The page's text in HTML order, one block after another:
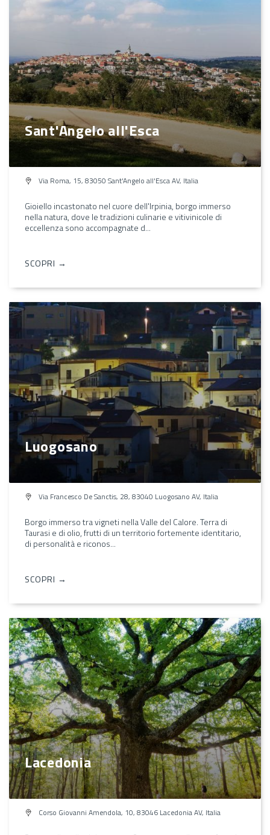
Sant'Angelo all'Esca
Via Roma, 15, 83050 Sant'Angelo all'Esca AV, Italia
Gioiello incastonato nel cuore dell'Irpinia, borgo immerso
nella natura, dove le tradizioni culinarie e vitivinicole di
eccellenza sono accompagnate d...
SCOPRI →
Luogosano
Via Francesco De Sanctis, 28, 83040 Luogosano AV, Italia
Borgo immerso tra vigneti nella Valle del Calore. Terra di
Taurasi e di olio, frutti di un territorio fortemente identitario,
di personalità e riconos...
SCOPRI →
Lacedonia
Corso Giovanni Amendola, 10, 83046 Lacedonia AV, Italia